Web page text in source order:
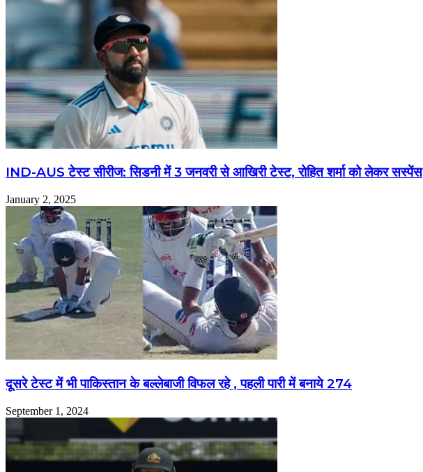
IND-AUS टेस्ट सीरीज: सिडनी में 3 जनवरी से आखिरी टेस्ट, रोहित शर्मा को लेकर सस्पेंस
January 2, 2025
दूसरे टेस्ट में भी पाकिस्तान के बल्लेबाजी विफल रहे , पहली पारी में बनाये 274
September 1, 2024